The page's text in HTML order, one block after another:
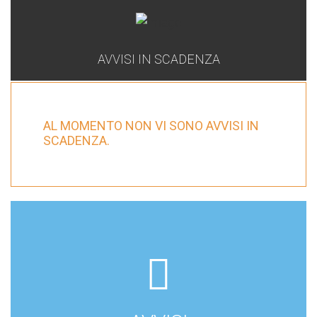
AVVISI IN SCADENZA
AL MOMENTO NON VI SONO AVVISI IN
SCADENZA.